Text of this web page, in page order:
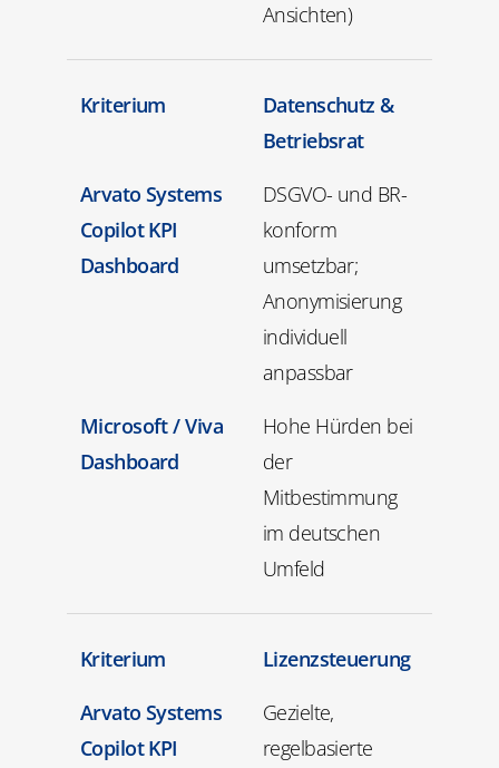
Ansichten)
Kriterium
Datenschutz &
Betriebsrat
Arvato Systems
Copilot KPI
Dashboard
DSGVO- und BR-
konform
umsetzbar;
Anonymisierung
individuell
anpassbar
Microsoft / Viva
Dashboard
Hohe Hürden bei
der
Mitbestimmung
im deutschen
Umfeld
Kriterium
Lizenzsteuerung
Arvato Systems
Copilot KPI
Gezielte,
regelbasierte